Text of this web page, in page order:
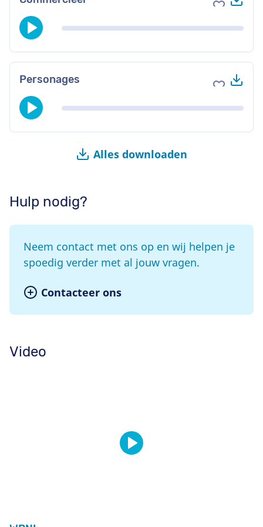
Voeg toe
Personages Voeg toe
Alles downloaden
Hulp nodig?
Neem contact met ons op en wij helpen je
spoedig verder met al jouw vragen.
Contacteer ons
Video